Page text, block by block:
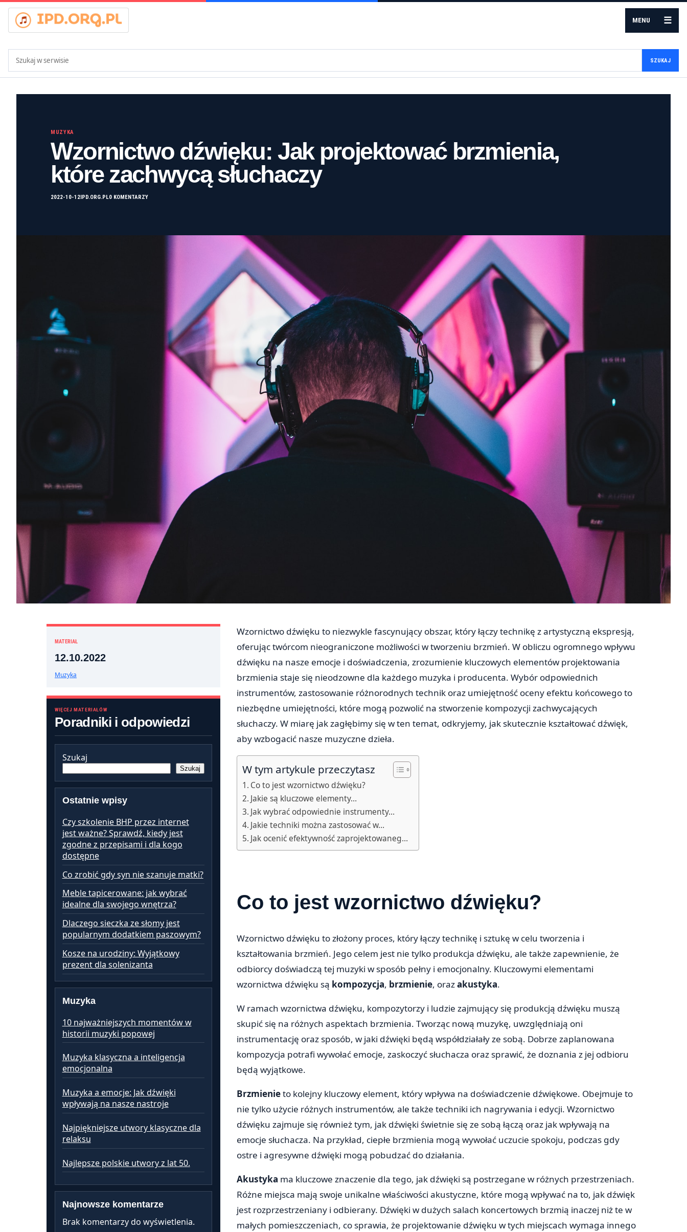
MENU ☰
SZUKAJ
MUZYKA
Wzornictwo dźwięku: Jak projektować brzmienia,
które zachwycą słuchaczy
2022-10-12 IPD.ORG.PL0 KOMENTARZY
MATERIAŁ
12.10.2022
Muzyka
WIĘCEJ MATERIAŁÓW
Poradniki i odpowiedzi
Szukaj
Szukaj
Ostatnie wpisy
Czy szkolenie BHP przez internet
jest ważne? Sprawdź, kiedy jest
zgodne z przepisami i dla kogo
dostępne
Co zrobić gdy syn nie szanuje matki?
Meble tapicerowane: jak wybrać
idealne dla swojego wnętrza?
Dlaczego sieczka ze słomy jest
popularnym dodatkiem paszowym?
Kosze na urodziny: Wyjątkowy
prezent dla solenizanta
Muzyka
10 najważniejszych momentów w
historii muzyki popowej
Muzyka klasyczna a inteligencja
emocjonalna
Muzyka a emocje: Jak dźwięki
wpływają na nasze nastroje
Najpiękniejsze utwory klasyczne dla
relaksu
Najlepsze polskie utwory z lat 50.
Najnowsze komentarze
Brak komentarzy do wyświetlenia.
Wzornictwo dźwięku to niezwykle fascynujący obszar, który łączy technikę z artystyczną ekspresją,
oferując twórcom nieograniczone możliwości w tworzeniu brzmień. W obliczu ogromnego wpływu
dźwięku na nasze emocje i doświadczenia, zrozumienie kluczowych elementów projektowania
brzmienia staje się nieodzowne dla każdego muzyka i producenta. Wybór odpowiednich
instrumentów, zastosowanie różnorodnych technik oraz umiejętność oceny efektu końcowego to
niezbędne umiejętności, które mogą pozwolić na stworzenie kompozycji zachwycających
słuchaczy. W miarę jak zagłębimy się w ten temat, odkryjemy, jak skutecznie kształtować dźwięk,
aby wzbogacić nasze muzyczne dzieła.
W tym artykule przeczytasz
Co to jest wzornictwo dźwięku?
Jakie są kluczowe elementy…
Jak wybrać odpowiednie instrumenty…
Jakie techniki można zastosować w…
Jak ocenić efektywność zaprojektowaneg…
Co to jest wzornictwo dźwięku?
Wzornictwo dźwięku to złożony proces, który łączy technikę i sztukę w celu tworzenia i
kształtowania brzmień. Jego celem jest nie tylko produkcja dźwięku, ale także zapewnienie, że
odbiorcy doświadczą tej muzyki w sposób pełny i emocjonalny. Kluczowymi elementami
wzornictwa dźwięku są kompozycja, brzmienie, orazakustyka.
W ramach wzornictwa dźwięku, kompozytorzy i ludzie zajmujący się produkcją dźwięku muszą
skupić się na różnych aspektach brzmienia. Tworząc nową muzykę, uwzględniają oni
instrumentację oraz sposób, w jaki dźwięki będą współdziałały ze sobą. Dobrze zaplanowana
kompozycja potrafi wywołać emocje, zaskoczyć słuchacza oraz sprawić, że doznania z jej odbioru
będą wyjątkowe.
Brzmienieto kolejny kluczowy element, który wpływa na doświadczenie dźwiękowe. Obejmuje to
nie tylko użycie różnych instrumentów, ale także techniki ich nagrywania i edycji. Wzornictwo
dźwięku zajmuje się również tym, jak dźwięki świetnie się ze sobą łączą oraz jak wpływają na
emocje słuchacza. Na przykład, ciepłe brzmienia mogą wywołać uczucie spokoju, podczas gdy
ostre i agresywne dźwięki mogą pobudzać do działania.
Akustyka ma kluczowe znaczenie dla tego, jak dźwięki są postrzegane w różnych przestrzeniach.
Różne miejsca mają swoje unikalne właściwości akustyczne, które mogą wpływać na to, jak dźwięk
jest rozprzestrzeniany i odbierany. Dźwięki w dużych salach koncertowych brzmią inaczej niż te w
małych pomieszczeniach, co sprawia, że projektowanie dźwięku w tych miejscach wymaga innego